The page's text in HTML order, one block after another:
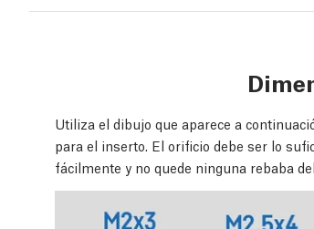
Utiliza el dibujo que aparece a
para el inserto. El orificio debe ser lo
fácilmente y no quede ninguna rebaba